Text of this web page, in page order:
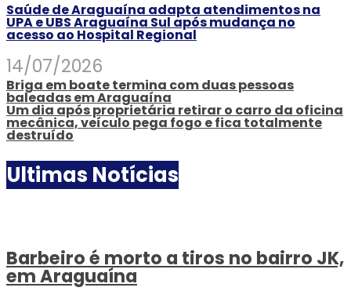
Saúde de Araguaína adapta atendimentos na
UPA e UBS Araguaína Sul após mudança no
acesso ao Hospital Regional
14/07/2026
Briga em boate termina com duas pessoas
baleadas em Araguaína
Um dia após proprietária retirar o carro da oficina
mecânica, veículo pega fogo e fica totalmente
destruído
Ultimas Notícias
Barbeiro é morto a tiros no bairro JK,
em Araguaína